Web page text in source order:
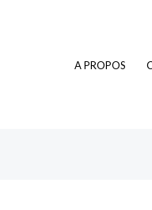
A PROPOS